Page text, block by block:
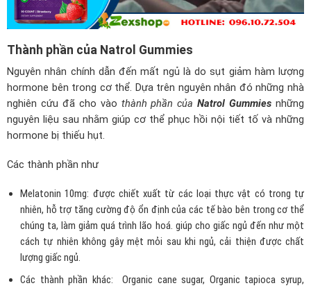
Thành phần của Natrol Gummies
Nguyên nhân chính dẫn đến mất ngủ là do sụt giảm hàm lượng
hormone bên trong cơ thể. Dựa trên nguyên nhân đó những nhà
nghiên cứu đã cho vào thành phần củaNatrol Gummies những
nguyên liệu sau nhằm giúp cơ thể phục hồi nội tiết tố và những
hormone bị thiếu hụt.
Các thành phần như
Melatonin 10mg: được chiết xuất từ các loại thực vật có trong tự
nhiên, hỗ trợ tăng cường độ ổn định của các tế bào bên trong cơ thể
chúng ta, làm giảm quá trình lão hoá. giúp cho giấc ngủ đến như một
cách tự nhiên không gây mệt mỏi sau khi ngủ, cải thiện được chất
lượng giấc ngủ.
Các thành phần khác: Organic cane sugar, Organic tapioca syrup,